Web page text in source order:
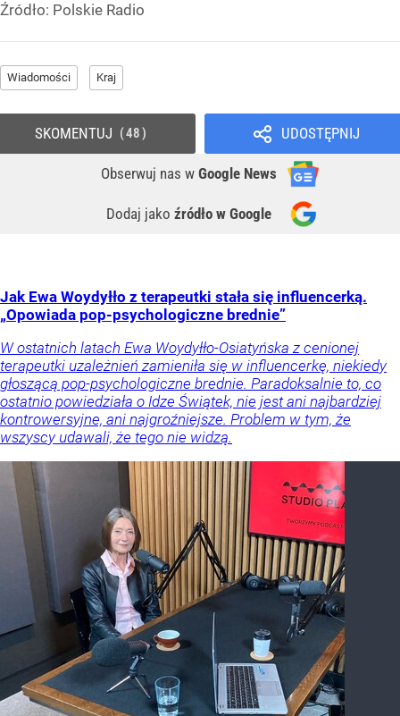
Źródło: Polskie Radio
Wiadomości Kraj
UDOSTĘPNIJ
Obserwuj nas w Google News
Dodaj jako źródło w Google
SKOMENTUJ 48
Jak Ewa Woydyłło z terapeutki stała się influencerką.
„Opowiada pop-psychologiczne brednie”
W ostatnich latach Ewa Woydyłło-Osiatyńska z cenionej
terapeutki uzależnień zamieniła się w influencerkę, niekiedy
głoszącą pop-psychologiczne brednie. Paradoksalnie to, co
ostatnio powiedziała o Idze Świątek, nie jest ani najbardziej
kontrowersyjne, ani najgroźniejsze. Problem w tym, że
wszyscy udawali, że tego nie widzą.